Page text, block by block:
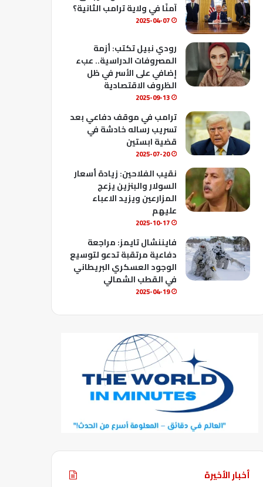
b
e
آمنًا في ولاية ترامب الثانية؟
2025-04-07
رودي نبيل تكتب: أزمة
المصروفات الدراسية.. عبء
إضافي على الأسر في ظل
الظروف الاقتصادية
2025-09-13
ترامب في موقف دفاعي بعد
تسريب رساله خادشة في
قضية ابستين
2025-07-20
نقيب الفلاحين: زيادة أسعار
السولار والبنزين يزعج
المزارعين ويزيد الاعباء
عليهم
2025-10-17
فايننشال تايمز: مراجعة
دفاعية مرتقبة تدعو لتوسيع
الوجود العسكري البريطاني
في القطب الشمالي
2025-04-19
أخبار الأخيرة